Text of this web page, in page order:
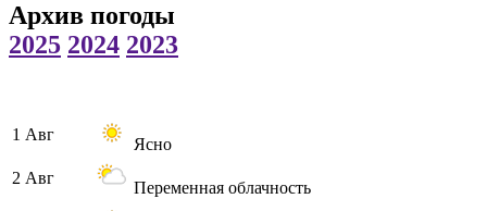
Архив погоды
2025 2024 2023
1 Авг
Ясно
2 Авг
Переменная облачность